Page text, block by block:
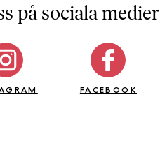
på sociala medier
FACEBOOK